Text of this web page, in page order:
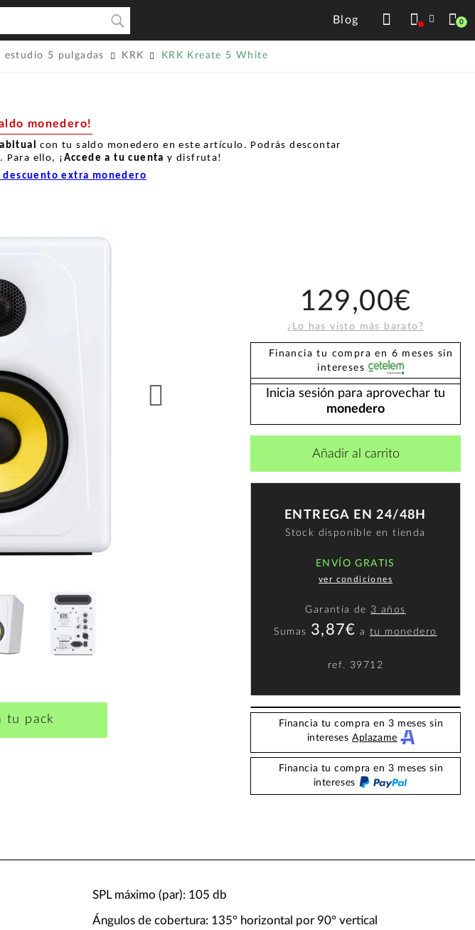
Blog 0
estudio 5 pulgadas KRK KRK Kreate 5 White
monedero!
con tu saldo monedero en este artículo. Podrás descontar
Para ello, ¡Accede a tu cuenta y disfruta!
extra monedero
tu pack
129,00€
¿Lo has visto más barato?
Financia tu compra en 6 meses sin
intereses
Inicia sesión para aprovechar tu
monedero
Añadir al carrito
ENTREGA EN 24/48H
Stock disponible en tienda
ENVÍO GRATIS
ver condiciones
Garantía de 3 años
Sumas 3,87€ atu monedero
ref. 39712
Financia tu compra en 3 meses sin
interesesAplazame
Financia tu compra en 3 meses sin
intereses
SPL máximo (par): 105 db
Ángulos de cobertura: 135° horizontal por 90° vertical